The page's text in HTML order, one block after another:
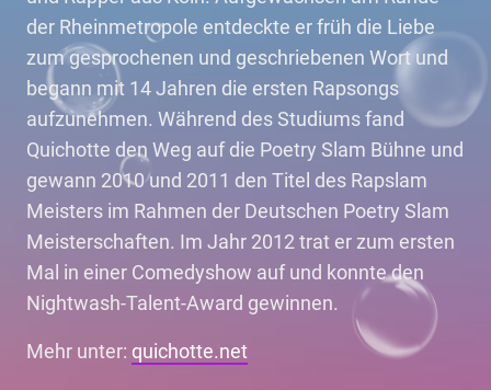
der Rheinmetropole entdeckte er früh die Liebe
zum gesprochenen und geschriebenen Wort und
begann mit 14 Jahren die ersten Rapsongs
aufzunehmen. Während des Studiums fand
Quichotte den Weg auf die Poetry Slam Bühne und
gewann 2010 und 2011 den Titel des Rapslam
Meisters im Rahmen der Deutschen Poetry Slam
Meisterschaften. Im Jahr 2012 trat er zum ersten
Mal in einer Comedyshow auf und konnte den
Nightwash-Talent-Award gewinnen.
Mehr unter: quichotte.net